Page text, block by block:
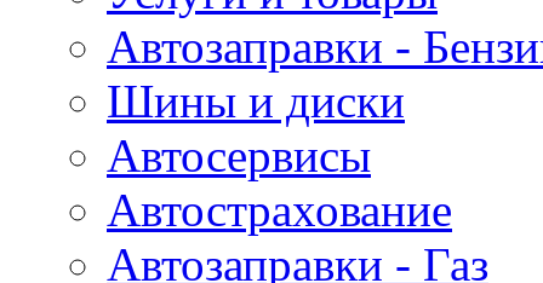
Автозаправки -
Шины и диски
Автосервисы
Автострахование
Автозаправки - Газ